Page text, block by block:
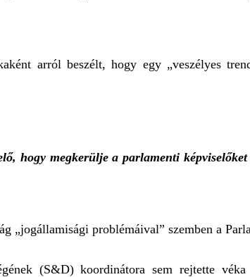
arról beszélt, hogy egy „veszélyes
hogy megkerülje a parlamenti
„jogállamisági problémáival” szemben a
(S&D) koordinátora sem rejtette